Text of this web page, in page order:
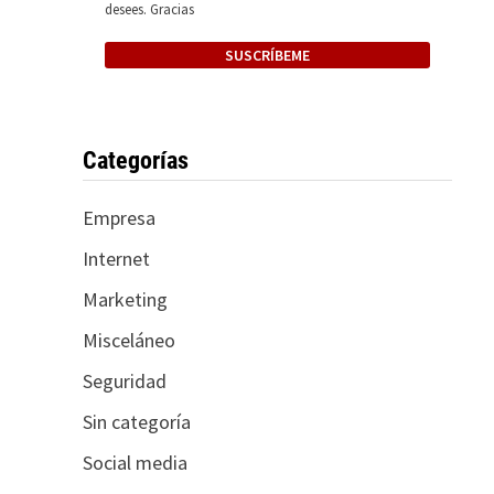
desees. Gracias
Categorías
Empresa
Internet
Marketing
Misceláneo
Seguridad
Sin categoría
Social media